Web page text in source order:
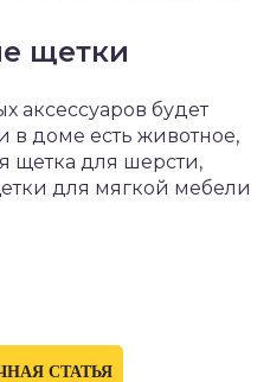
щетки
аксессуаров будет
в доме есть животное,
щетка для шерсти,
для мягкой мебели
СТАТЬЯ